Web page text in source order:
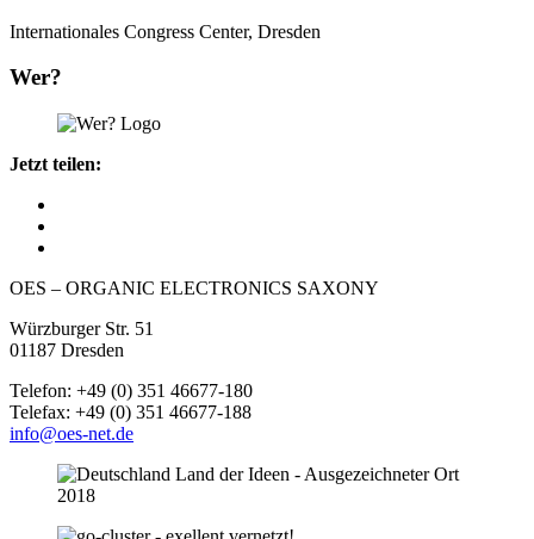
Internationales Congress Center, Dresden
Wer?
Jetzt teilen:
OES – ORGANIC ELECTRONICS SAXONY
Würzburger Str. 51
01187 Dresden
Telefon: +49 (0) 351 46677-180
Telefax: +49 (0) 351 46677-188
info@oes-net.de